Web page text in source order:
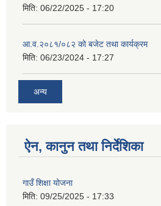
मिति: 06/22/2025 - 17:20
आ.व.२०८१/०८२ को बजेट तथा कार्यक्रम
मिति: 06/23/2024 - 17:27
अन्य
ऐन, कानुन तथा निर्देशिका
गाउँ शिक्षा योजना
मिति: 09/25/2025 - 17:33